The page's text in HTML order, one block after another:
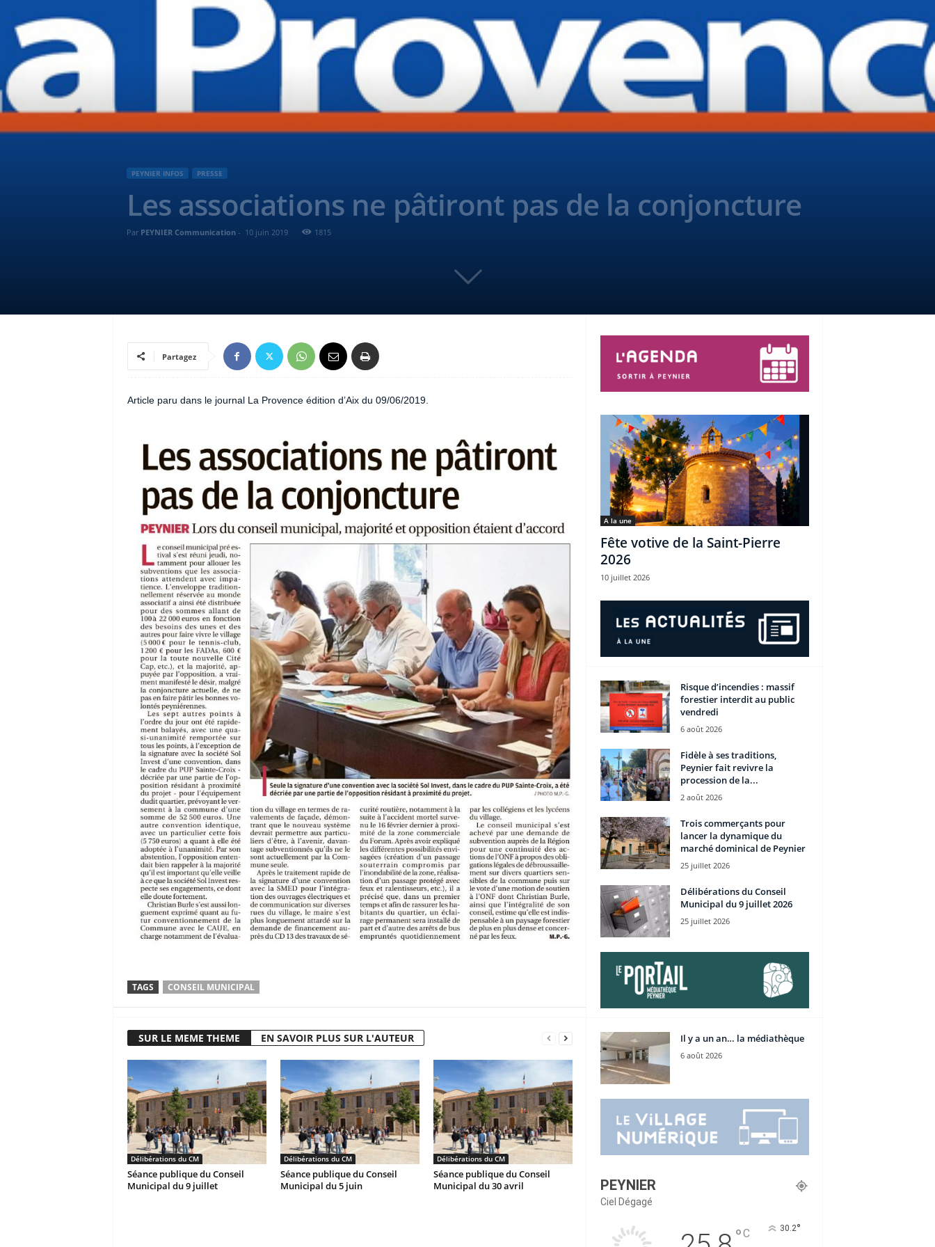
PEYNIER INFOS PRESSE
Les associations ne pâtiront pas de la conjoncture
Par PEYNIER Communication- 10 juin 2019 1815
Partagez
Article paru dans le journal La Provence édition d’Aix du 09/06/2019.
TAGS CONSEIL MUNICIPAL
SUR LE MEME THEME EN SAVOIR PLUS SUR L'AUTEUR
Délibérations du CM
Séance publique du Conseil
Municipal du 9 juillet
Délibérations du CM
Séance publique du Conseil
Municipal du 5 juin
Délibérations du CM
Séance publique du Conseil
Municipal du 30 avril
A la une
Fête votive de la Saint-Pierre
2026
10 juillet 2026
Risque d’incendies : massif
forestier interdit au public
vendredi
6 août 2026
Fidèle à ses traditions,
Peynier fait revivre la
procession de la...
2 août 2026
Trois commerçants pour
lancer la dynamique du
marché dominical de Peynier
25 juillet 2026
Délibérations du Conseil
Municipal du 9 juillet 2026
25 juillet 2026
Il y a un an… la médiathèque
6 août 2026
PEYNIER
Ciel Dégagé
°C 30.2°